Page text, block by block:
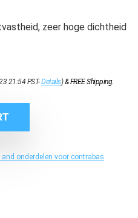
zeer hoge dichtheid
21:54 PST-Details)&FREE Shipping.
onderdelen voor contrabas